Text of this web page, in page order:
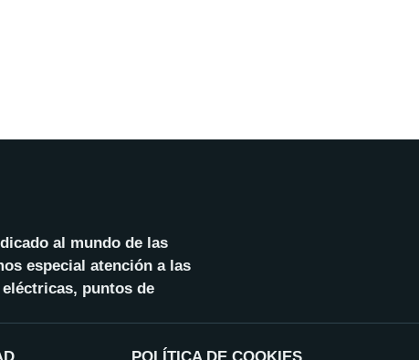
al mundo de las
especial atención a las
puntos de